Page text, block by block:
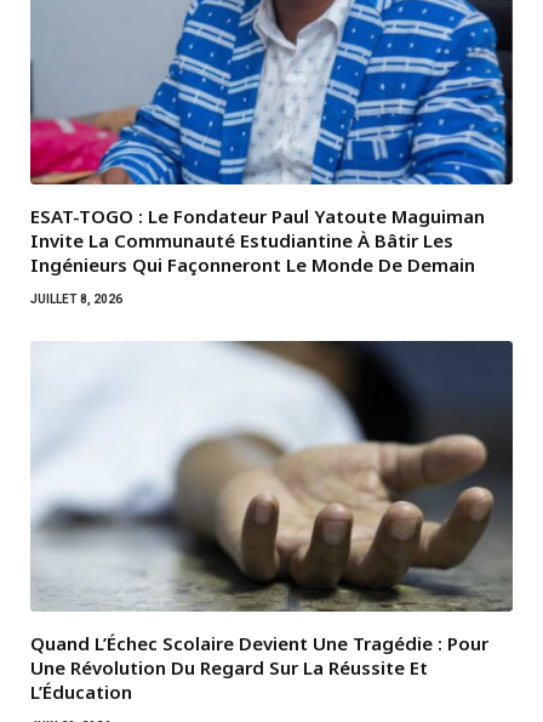
ESAT-TOGO : Le Fondateur Paul Yatoute Maguiman
Invite La Communauté Estudiantine À Bâtir Les
Ingénieurs Qui Façonneront Le Monde De Demain
JUILLET 8, 2026
Quand L’Échec Scolaire Devient Une Tragédie : Pour
Une Révolution Du Regard Sur La Réussite Et
L’Éducation